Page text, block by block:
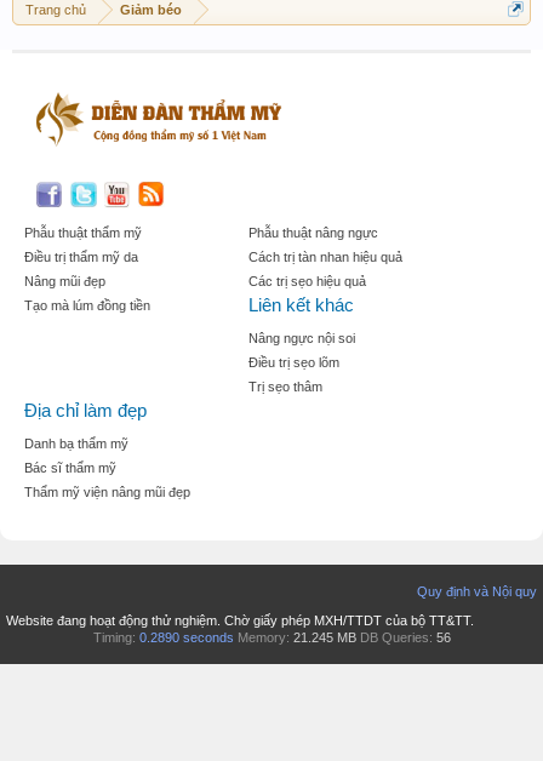
Trang chủ Giảm béo
Phẫu thuật thẩm mỹ
Điều trị thẩm mỹ da
Nâng mũi đẹp
Tạo mà lúm đồng tiền
Phẫu thuật nâng ngực
Cách trị tàn nhan hiệu quả
Các trị sẹo hiệu quả
Liên kết khác
Nâng ngực nội soi
Điều trị sẹo lõm
Trị sẹo thâm
Địa chỉ làm đẹp
Danh bạ thẩm mỹ
Bác sĩ thẩm mỹ
Thẩm mỹ viện nâng mũi đẹp
Quy định và Nội quy
Website đang hoạt động thử nghiệm. Chờ giấy phép MXH/TTDT của bộ TT&TT.
Timing: 0.2890 seconds Memory: 21.245 MB DB Queries: 56